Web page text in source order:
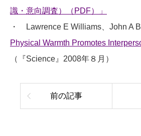
識・意向調査）（PDF）」
・ Lawrence E Williams、John A
Physical Warmth Promotes
（『Science』2008年８月）
前の記事